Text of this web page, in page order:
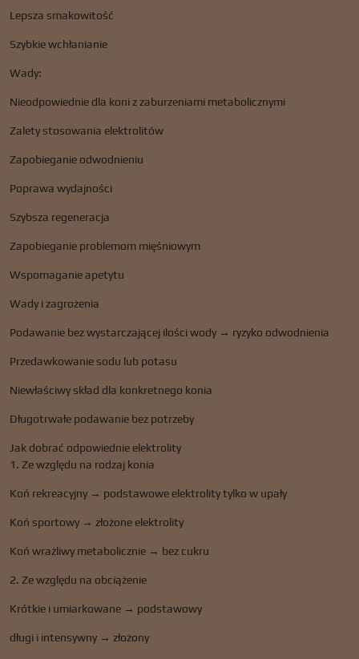
Lepsza smakowitość
Szybkie wchłanianie
Wady:
Nieodpowiednie dla koni z zaburzeniami metabolicznymi
Zalety stosowania elektrolitów
Zapobieganie odwodnieniu
Poprawa wydajności
Szybsza regeneracja
Zapobieganie problemom mięśniowym
Wspomaganie apetytu
Wady i zagrożenia
Podawanie bez wystarczającej ilości wody → ryzyko odwodnienia
Przedawkowanie sodu lub potasu
Niewłaściwy skład dla konkretnego konia
Długotrwałe podawanie bez potrzeby
Jak dobrać odpowiednie elektrolity
1. Ze względu na rodzaj konia
Koń rekreacyjny → podstawowe elektrolity tylko w upały
Koń sportowy → złożone elektrolity
Koń wrażliwy metabolicznie → bez cukru
2. Ze względu na obciążenie
Krótkie i umiarkowane → podstawowy
długi i intensywny → złożony